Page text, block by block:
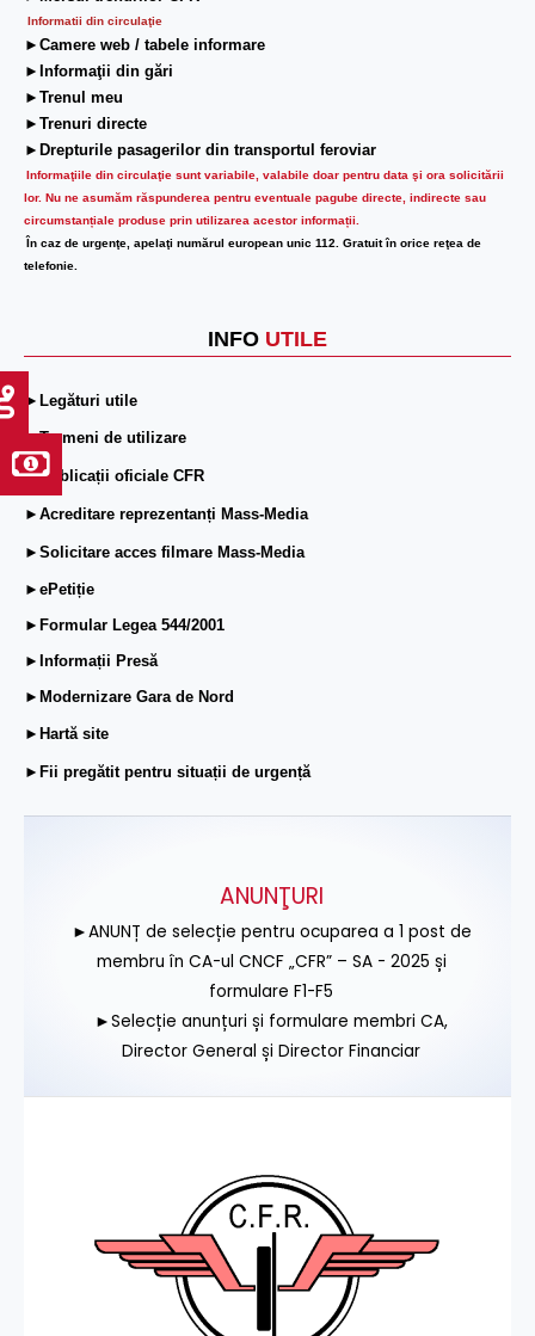
Informatii din circulaţie
►Camere web / tabele informare
►Informaţii din gări
►Trenul meu
►Trenuri directe
►Drepturile pasagerilor din transportul feroviar
Informaţiile din circulaţie sunt variabile, valabile doar pentru data şi ora solicitării
lor. Nu ne asumăm răspunderea pentru eventuale pagube directe, indirecte sau
circumstanțiale produse prin utilizarea acestor informații.
În caz de urgenţe, apelaţi numărul european unic 112. Gratuit în orice reţea de
telefonie.
INFO UTILE
►Legături utile
►Termeni de utilizare
►Publicații oficiale CFR
►Acreditare reprezentanți Mass-Media
►Solicitare acces filmare Mass-Media
►ePetiție
►Formular Legea 544/2001
►Informații Presă
►Modernizare Gara de Nord
►Hartă site
►Fii pregătit pentru situații de urgență
ANUNŢURI
►ANUNȚ de selecție pentru ocuparea a 1 post de
membru în CA-ul CNCF „CFR” – SA - 2025 și
formulare F1-F5
►Selecție anunțuri și formulare membri CA,
Director General și Director Financiar